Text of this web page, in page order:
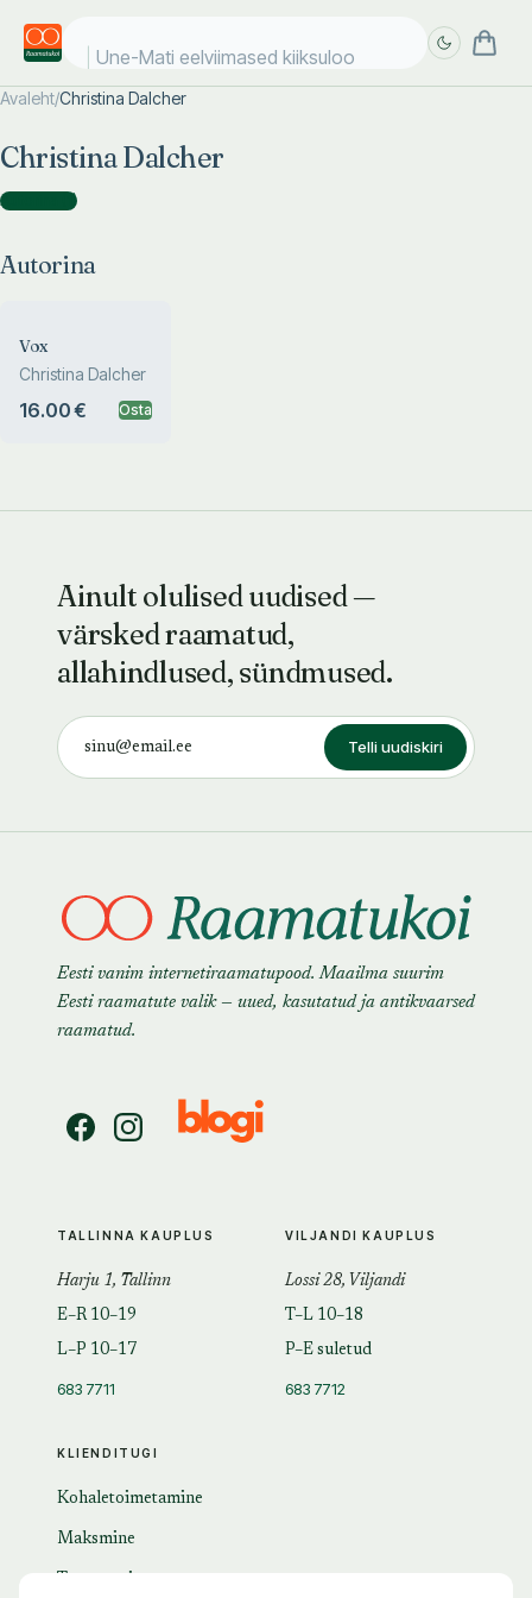
Une-Mati eelviimased kiiksulood
Avaleht/Christina Dalcher
Christina Dalcher
Autorina )
Autorina
Vox
Christina Dalcher
16.00 € Osta
Ainult olulised uudised —
värsked raamatud,
allahindlused, sündmused.
Telli uudiskiri
Eesti vanim internetiraamatupood. Maailma suurim
Eesti raamatute valik — uued, kasutatud ja antikvaarsed
raamatud.
KLIENDITUGI
Kohaletoimetamine
Maksmine
TALLINNA KAUPLUS
Harju 1, Tallinn
E–R 10–19
L–P 10–17
683 7711
VILJANDI KAUPLUS
Lossi 28, Viljandi
T–L 10–18
P–E suletud
683 7712